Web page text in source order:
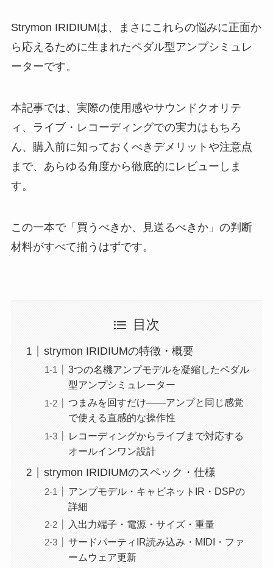
Strymon IRIDIUMは、まさにこれらの悩みに正面か
ら応えるために生まれたペダル型アンプシミュレ
ーターです。
本記事では、実際の使用感やサウンドクオリテ
ィ、ライブ・レコーディングでの実力はもちろ
ん、購入前に知っておくべきデメリットや注意点
まで、あらゆる角度から徹底的にレビューしま
す。
この一本で「買うべきか、見送るべきか」の判断
材料がすべて揃うはずです。
目次
strymon IRIDIUMの特徴・概要
3つの名機アンプモデルを凝縮したペダル
型アンプシミュレーター
つまみを回すだけ――アンプと同じ感覚
で使える直感的な操作性
レコーディングからライブまで対応する
オールインワン設計
strymon IRIDIUMのスペック・仕様
アンプモデル・キャビネットIR・DSPの
詳細
入出力端子・電源・サイズ・重量
サードパーティIR読み込み・MIDI・ファ
ームウェア更新